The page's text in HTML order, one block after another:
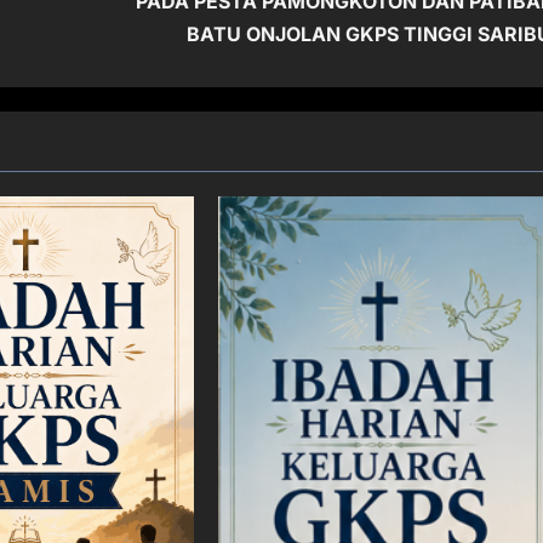
BATU ONJOLAN GKPS TINGGI